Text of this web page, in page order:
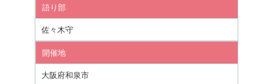
語り部
佐々木守
開催地
大阪府和泉市